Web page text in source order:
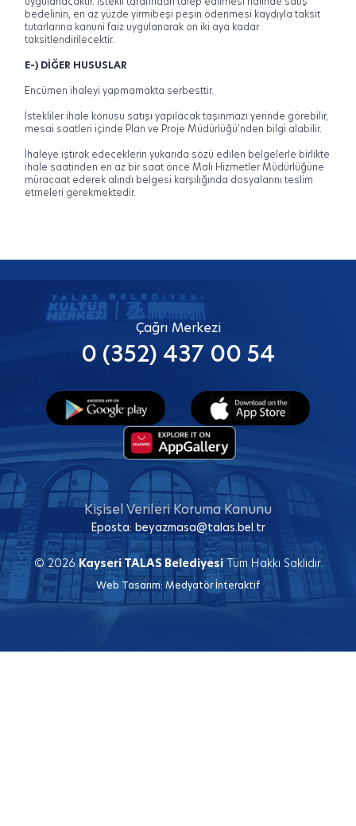
bedelinin, en az yüzde yirmibeşi peşin ödenmesi kaydıyla taksit
tutarlarına kanuni faiz uygulanarak on iki aya kadar
taksitlendirilecektir.
E-) DİĞER HUSUSLAR
Encümen ihaleyi yapmamakta serbesttir.
İstekliler ihale konusu satışı yapılacak taşınmazı yerinde görebilir,
mesai saatleri içinde Plan ve Proje Müdürlüğü’nden bilgi alabilir.
İhaleye iştirak edeceklerin yukarıda sözü edilen belgelerle birlikte
ihale saatinden en az bir saat önce Mali Hizmetler Müdürlüğüne
müracaat ederek alındı belgesi karşılığında dosyalarını teslim
etmeleri gerekmektedir.
Çağrı Merkezi
0 (352) 437 00 54
Kişisel Verileri Koruma Kanunu
Eposta: beyazmasa@talas.bel.tr
© 2026Kayseri TALAS BelediyesiTüm Hakkı Saklıdır.
Web Tasarım:Medyatör İnteraktif